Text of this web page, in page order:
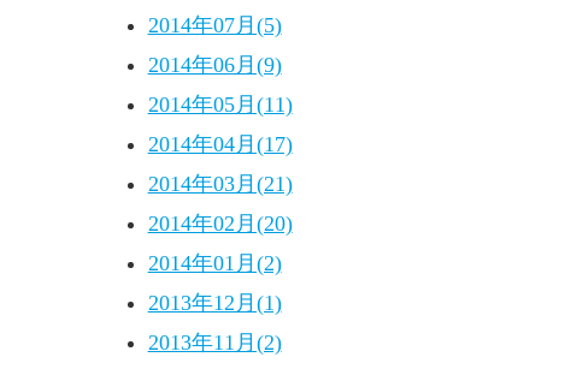
2014年07月(5)
2014年06月(9)
2014年05月(11)
2014年04月(17)
2014年03月(21)
2014年02月(20)
2014年01月(2)
2013年12月(1)
2013年11月(2)